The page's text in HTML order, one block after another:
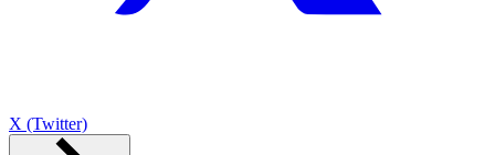
X (Twitter)